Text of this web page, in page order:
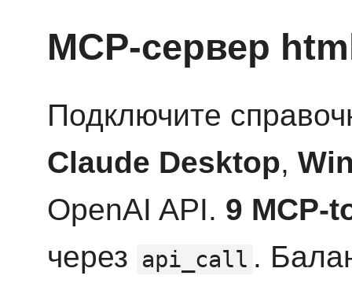
MCP-сервер
Подключите
Claude Desktop,
OpenAI API. 9 MCP-
через api_call .